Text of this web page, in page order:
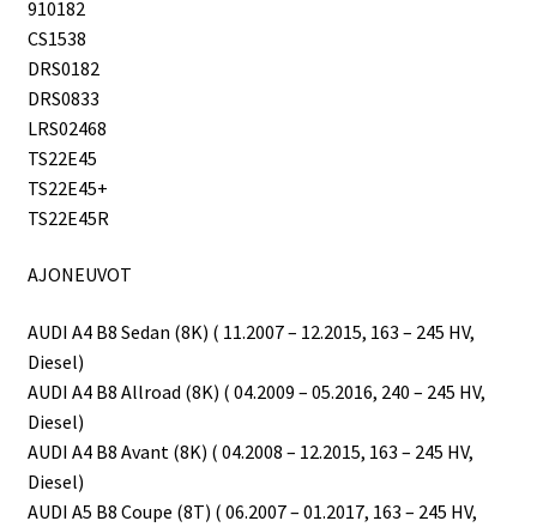
910182
CS1538
DRS0182
DRS0833
LRS02468
TS22E45
TS22E45+
TS22E45R
AJONEUVOT
AUDI A4 B8 Sedan (8K) ( 11.2007 – 12.2015, 163 – 245 HV,
Diesel)
AUDI A4 B8 Allroad (8K) ( 04.2009 – 05.2016, 240 – 245 HV,
Diesel)
AUDI A4 B8 Avant (8K) ( 04.2008 – 12.2015, 163 – 245 HV,
Diesel)
AUDI A5 B8 Coupe (8T) ( 06.2007 – 01.2017, 163 – 245 HV,